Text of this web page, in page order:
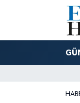
Hava Durumu